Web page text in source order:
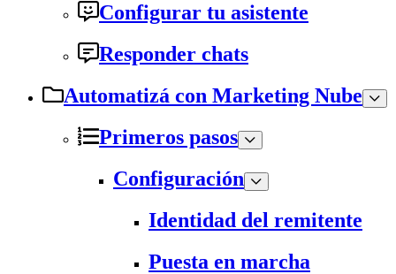
Configurar tu asistente
Responder chats
Automatizá con Marketing Nube
Primeros pasos
Configuración
Identidad del remitente
Puesta en marcha